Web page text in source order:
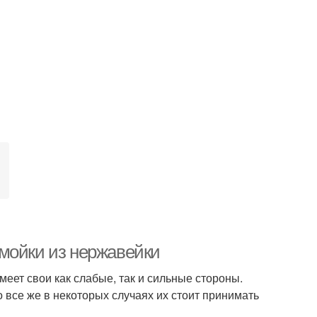
из нержавейки
свои как слабые, так и сильные стороны.
же в некоторых случаях их стоит принимать